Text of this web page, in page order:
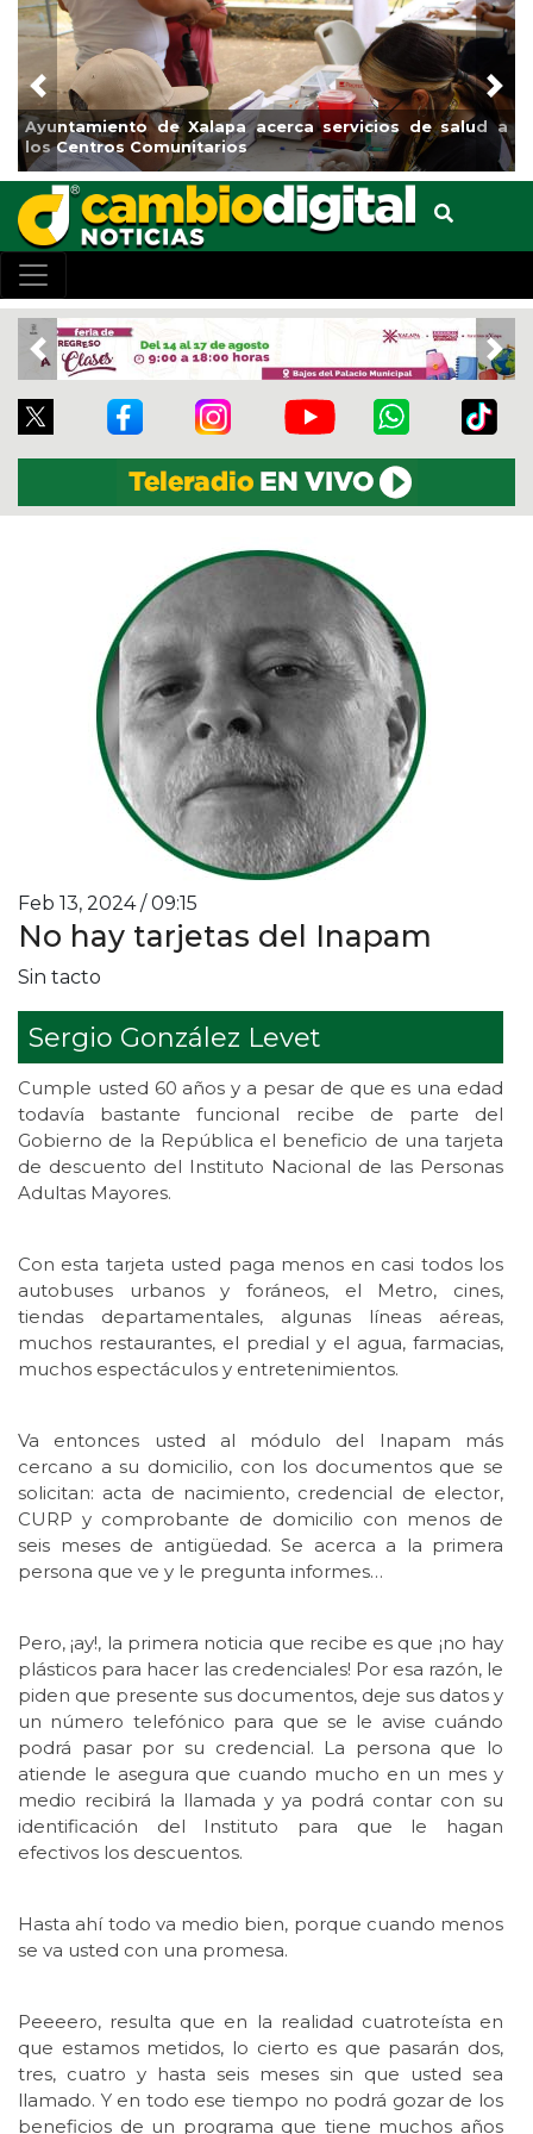
de Xalapa acerca servicios de salud a
Centros Comunitarios
el
Previous
Previous
Feb 13, 2024 / 09:15
No hay tarjetas del Inapam
Sin tacto
Sergio González Levet
Cumple usted 60 años y a pesar de que es una edad
todavía bastante funcional recibe de parte del
Gobierno de la República el beneficio de una tarjeta
de descuento del Instituto Nacional de las Personas
Adultas Mayores.
Con esta tarjeta usted paga menos en casi todos los
autobuses urbanos y foráneos, el Metro, cines,
tiendas departamentales, algunas líneas aéreas,
muchos restaurantes, el predial y el agua, farmacias,
muchos espectáculos y entretenimientos.
Va entonces usted al módulo del Inapam más
cercano a su domicilio, con los documentos que se
solicitan: acta de nacimiento, credencial de elector,
CURP y comprobante de domicilio con menos de
seis meses de antigüedad. Se acerca a la primera
persona que ve y le pregunta informes…
Pero, ¡ay!, la primera noticia que recibe es que ¡no hay
plásticos para hacer las credenciales! Por esa razón, le
piden que presente sus documentos, deje sus datos y
un número telefónico para que se le avise cuándo
podrá pasar por su credencial. La persona que lo
atiende le asegura que cuando mucho en un mes y
medio recibirá la llamada y ya podrá contar con su
identificación del Instituto para que le hagan
efectivos los descuentos.
Hasta ahí todo va medio bien, porque cuando menos
se va usted con una promesa.
Peeeero, resulta que en la realidad cuatroteísta en
que estamos metidos, lo cierto es que pasarán dos,
tres, cuatro y hasta seis meses sin que usted sea
llamado. Y en todo ese tiempo no podrá gozar de los
beneficios de un programa que tiene muchos años